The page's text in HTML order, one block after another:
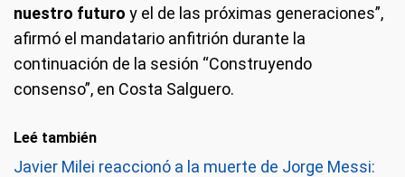
nuestro futuro y el de las próximas generaciones”,
afirmó el mandatario anfitrión durante la
continuación de la sesión “Construyendo
consenso”, en Costa Salguero.
Leé también
Javier Milei reaccionó a la muerte de Jorge Messi: